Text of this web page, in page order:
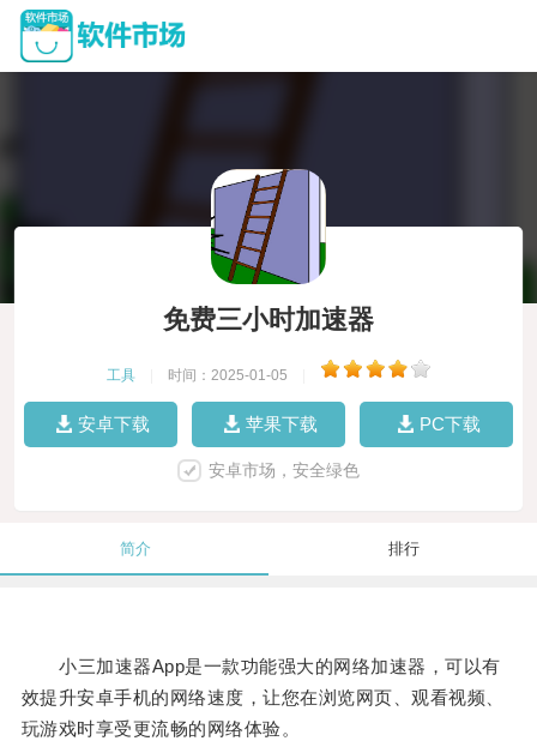
免费三小时加速器
工具 时间：2025-01-05
安卓下载 苹果下载 PC下载
安卓市场，安全绿色
简介 排行
小三加速器App是一款功能强大的网络加速器，可以有
效提升安卓手机的网络速度，让您在浏览网页、观看视频、
玩游戏时享受更流畅的网络体验。